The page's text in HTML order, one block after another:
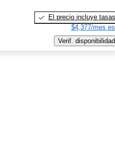
El precio incluye tasas
$4,377/mes
Verif. disponibilidad